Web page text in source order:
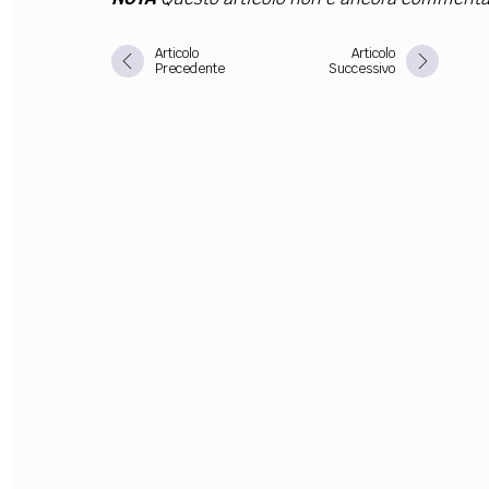
FILODIRITTO
Articolo
Precedente
Articolo
Successivo